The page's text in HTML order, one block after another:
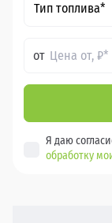
Тип топлива*
от
Я даю
обработку